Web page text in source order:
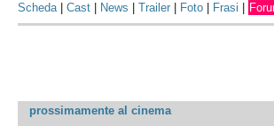
Scheda|Cast News |Trailer Foto Frasi
prossimamente al cinema